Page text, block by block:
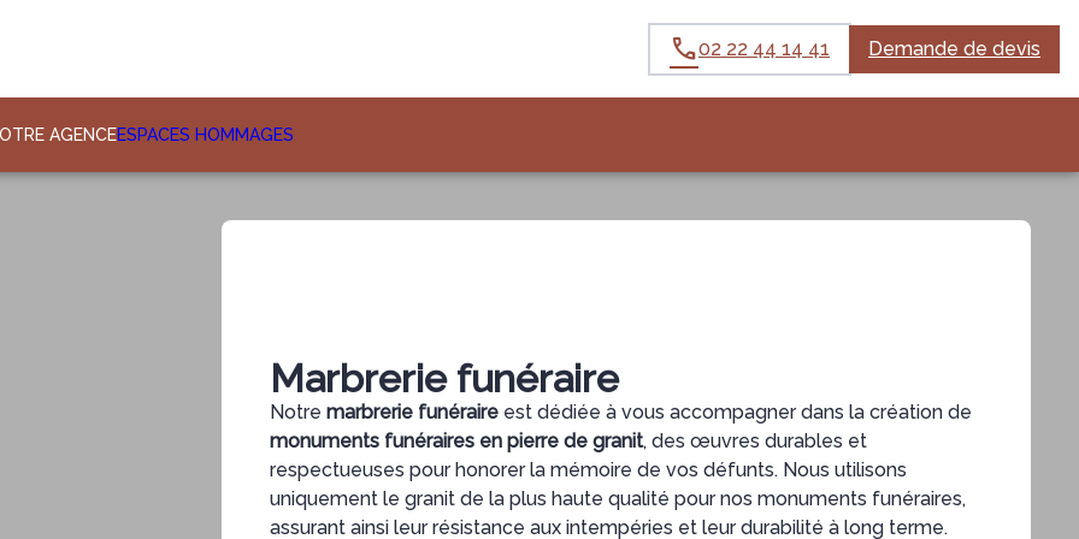
02 22 44 14 41 Demande de devis
AGENCEESPACES HOMMAGES
Marbrerie funéraire
Notre marbrerie funéraire est dédiée à vous accompagner dans la création de
monuments funéraires en pierre de granit, des œuvres durables et
respectueuses pour honorer la mémoire de vos défunts. Nous utilisons
uniquement le granit de la plus haute qualité pour nos monuments funéraires,
assurant ainsi leur résistance aux intempéries et leur durabilité à long terme.